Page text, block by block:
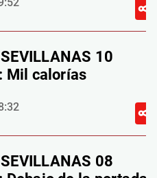
10
Mil calorías
08